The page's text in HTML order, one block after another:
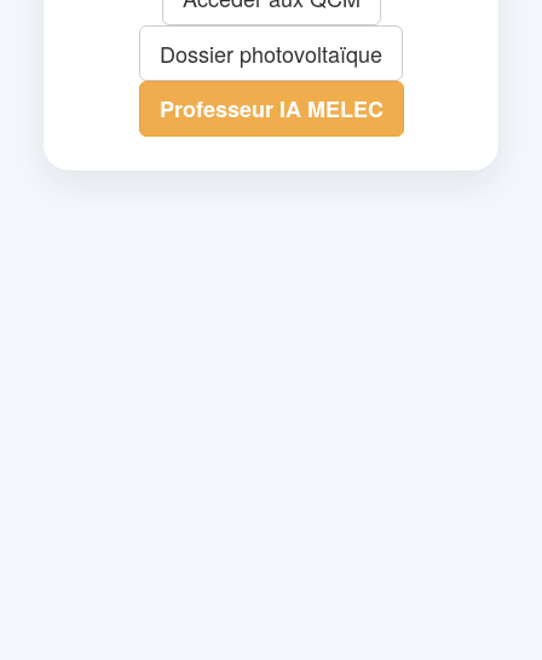
Dossier photovoltaïque
Professeur IA MELEC